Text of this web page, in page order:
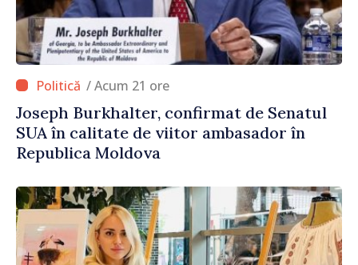
/ Acum 21 ore
Joseph Burkhalter, confirmat de Senatul
SUA în calitate de viitor ambasador în
Republica Moldova